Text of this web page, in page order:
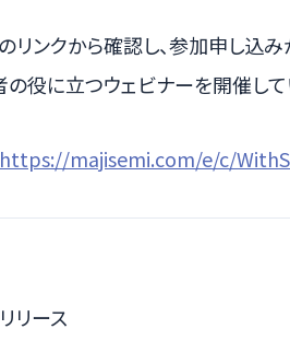
ンクから確認し、参加申し込み
役に立つウェビナーを開催して
https://majisemi.com/e/c/
リース